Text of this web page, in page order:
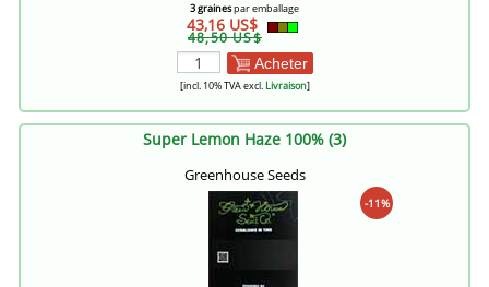
3 grainespar emballage
43,16 US$
48,50 US$
Acheter
[incl. 10% TVA excl.Livraison]
Super Lemon Haze 100% (3)
Greenhouse Seeds
-11%